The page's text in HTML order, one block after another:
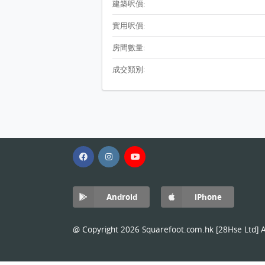
建築呎價:
實用呎價:
房間數量:
成交類別:
Android iPhone
@ Copyright 2026 Squarefoot.com.hk [28Hse Ltd]